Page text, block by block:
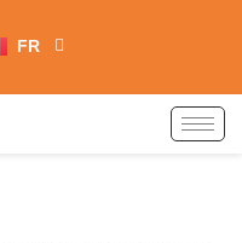
FR
ZH